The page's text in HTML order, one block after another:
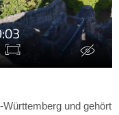
und gehört